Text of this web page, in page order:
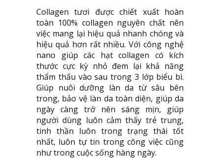
Collagen tươi được chiết xuất hoàn
toàn 100% collagen nguyên chất nên
việc mang lại hiệu quả nhanh chóng và
hiệu quả hơn rất nhiều. Với công nghệ
nano giúp các hạt collagen có kích
thước cực kỳ nhỏ đem lại khả năng
thẩm thấu vào sau trong 3 lớp biểu bì.
Giúp nuôi dưỡng làn da từ sâu bên
trong, bảo vệ làn da toàn diện, giúp da
ngày càng trở nên sáng mịn, giúp
người dùng luôn cảm thấy trẻ trung,
tinh thần luôn trong trạng thái tốt
nhất, luôn tự tin trong công việc cũng
như trong cuộc sống hàng ngày.